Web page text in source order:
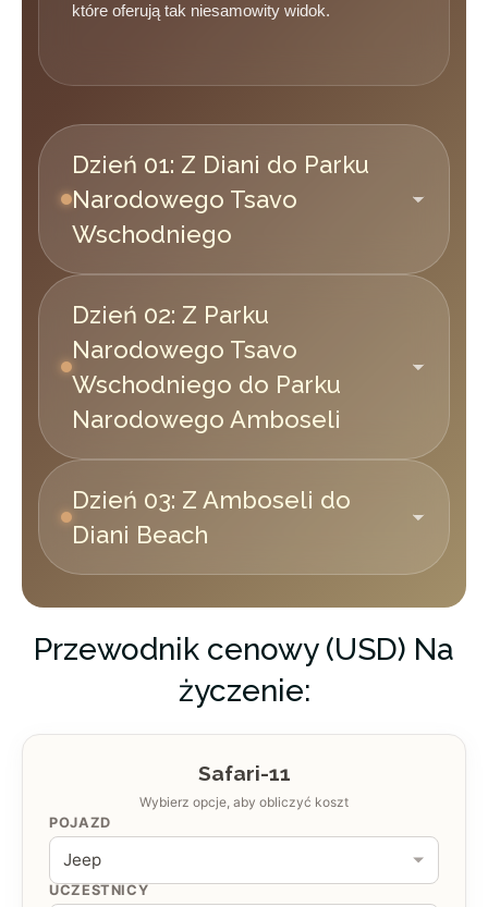
które oferują tak niesamowity widok.
Dzień 01: Z Diani do Parku
Narodowego Tsavo
Wschodniego
Dzień 02: Z Parku
Narodowego Tsavo
Wschodniego do Parku
Narodowego Amboseli
Dzień 03: Z Amboseli do
Diani Beach
Przewodnik cenowy (USD) Na
życzenie:
Safari-11
Wybierz opcje, aby obliczyć koszt
POJAZD
UCZESTNICY